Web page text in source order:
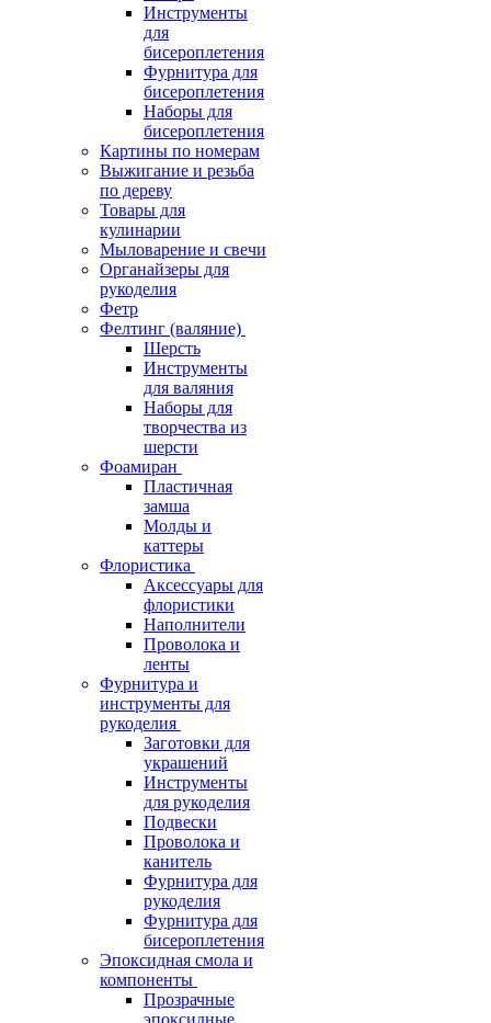
Инструменты
для
бисероплетения
Фурнитура для
бисероплетения
Наборы для
бисероплетения
Картины по номерам
Выжигание и резьба
по дереву
Товары для
кулинарии
Мыловарение и свечи
Органайзеры для
рукоделия
Фетр
Фелтинг (валяние)
Шерсть
Инструменты
для валяния
Наборы для
творчества из
шерсти
Фоамиран
Пластичная
замша
Молды и
каттеры
Флористика
Аксессуары для
флористики
Наполнители
Проволока и
ленты
Фурнитура и
инструменты для
рукоделия
Заготовки для
украшений
Инструменты
для рукоделия
Подвески
Проволока и
канитель
Фурнитура для
рукоделия
Фурнитура для
бисероплетения
Эпоксидная смола и
компоненты
Прозрачные
эпоксидные